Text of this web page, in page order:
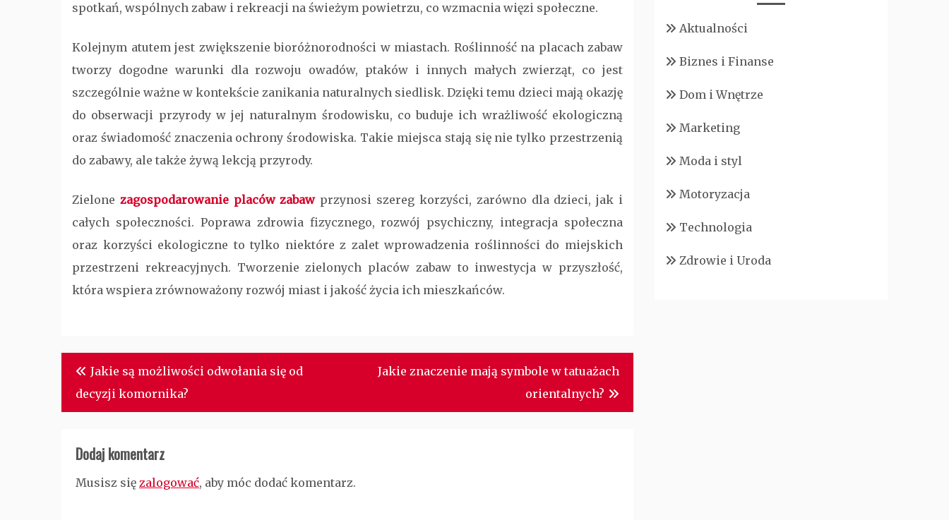
spotkań, wspólnych zabaw i rekreacji na świeżym powietrzu, co wzmacnia więzi społeczne.
Kolejnym atutem jest zwiększenie bioróżnorodności w miastach. Roślinność na placach zabaw
tworzy dogodne warunki dla rozwoju owadów, ptaków i innych małych zwierząt, co jest
szczególnie ważne w kontekście zanikania naturalnych siedlisk. Dzięki temu dzieci mają okazję
do obserwacji przyrody w jej naturalnym środowisku, co buduje ich wrażliwość ekologiczną
oraz świadomość znaczenia ochrony środowiska. Takie miejsca stają się nie tylko przestrzenią
do zabawy, ale także żywą lekcją przyrody.
Zielone zagospodarowanie placów zabawprzynosi szereg korzyści, zarówno dla dzieci, jak i
całych społeczności. Poprawa zdrowia fizycznego, rozwój psychiczny, integracja społeczna
oraz korzyści ekologiczne to tylko niektóre z zalet wprowadzenia roślinności do miejskich
przestrzeni rekreacyjnych. Tworzenie zielonych placów zabaw to inwestycja w przyszłość,
która wspiera zrównoważony rozwój miast i jakość życia ich mieszkańców.
Nawigacja
wpisu
Jakie są możliwości odwołania się od
decyzji komornika?
Jakie znaczenie mają symbole w tatuażach
orientalnych?
Dodaj komentarz
Musisz się zalogować, aby móc dodać komentarz.
Aktualności
Biznes i Finanse
Dom i Wnętrze
Marketing
Moda i styl
Motoryzacja
Technologia
Zdrowie i Uroda